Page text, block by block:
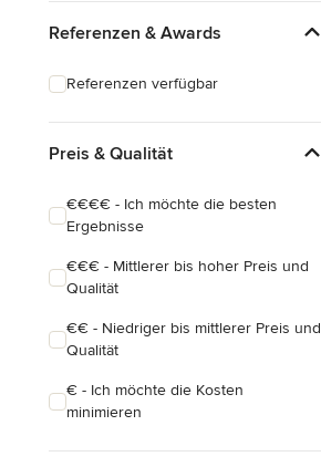
Alle anzeigen
Referenzen & Awards
Referenzen verfügbar
Preis & Qualität
€€€€ - Ich möchte die besten
Ergebnisse
€€€ - Mittlerer bis hoher Preis und
Qualität
€€ - Niedriger bis mittlerer Preis und
Qualität
€ - Ich möchte die Kosten
minimieren